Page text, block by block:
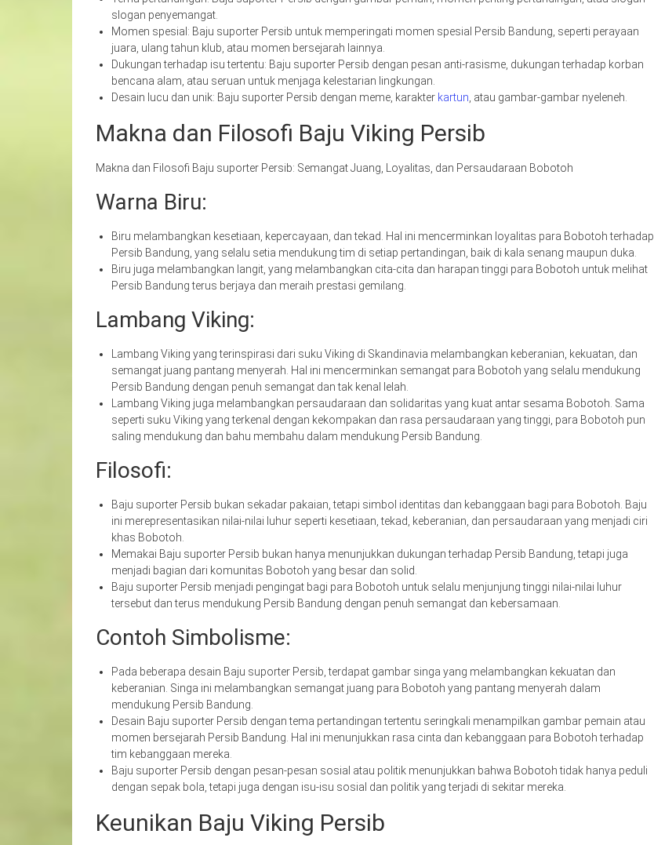
slogan penyemangat.
Momen spesial: Baju suporter Persib untuk memperingati momen spesial Persib Bandung, seperti perayaan
juara, ulang tahun klub, atau momen bersejarah lainnya.
Dukungan terhadap isu tertentu: Baju suporter Persib dengan pesan anti-rasisme, dukungan terhadap korban
bencana alam, atau seruan untuk menjaga kelestarian lingkungan.
Desain lucu dan unik: Baju suporter Persib dengan meme, karakter kartun , atau gambar-gambar nyeleneh.
Makna dan Filosofi Baju Viking Persib
Makna dan Filosofi Baju suporter Persib: Semangat Juang, Loyalitas, dan Persaudaraan Bobotoh
Warna Biru:
Biru melambangkan kesetiaan, kepercayaan, dan tekad. Hal ini mencerminkan loyalitas para Bobotoh terhadap
Persib Bandung, yang selalu setia mendukung tim di setiap pertandingan, baik di kala senang maupun duka.
Biru juga melambangkan langit, yang melambangkan cita-cita dan harapan tinggi para Bobotoh untuk melihat
Persib Bandung terus berjaya dan meraih prestasi gemilang.
Lambang Viking:
Lambang Viking yang terinspirasi dari suku Viking di Skandinavia melambangkan keberanian, kekuatan, dan
semangat juang pantang menyerah. Hal ini mencerminkan semangat para Bobotoh yang selalu mendukung
Persib Bandung dengan penuh semangat dan tak kenal lelah.
Lambang Viking juga melambangkan persaudaraan dan solidaritas yang kuat antar sesama Bobotoh. Sama
seperti suku Viking yang terkenal dengan kekompakan dan rasa persaudaraan yang tinggi, para Bobotoh pun
saling mendukung dan bahu membahu dalam mendukung Persib Bandung.
Filosofi:
Baju suporter Persib bukan sekadar pakaian, tetapi simbol identitas dan kebanggaan bagi para Bobotoh. Baju
ini merepresentasikan nilai-nilai luhur seperti kesetiaan, tekad, keberanian, dan persaudaraan yang menjadi ciri
khas Bobotoh.
Memakai Baju suporter Persib bukan hanya menunjukkan dukungan terhadap Persib Bandung, tetapi juga
menjadi bagian dari komunitas Bobotoh yang besar dan solid.
Baju suporter Persib menjadi pengingat bagi para Bobotoh untuk selalu menjunjung tinggi nilai-nilai luhur
tersebut dan terus mendukung Persib Bandung dengan penuh semangat dan kebersamaan.
Contoh Simbolisme:
Pada beberapa desain Baju suporter Persib, terdapat gambar singa yang melambangkan kekuatan dan
keberanian. Singa ini melambangkan semangat juang para Bobotoh yang pantang menyerah dalam
mendukung Persib Bandung.
Desain Baju suporter Persib dengan tema pertandingan tertentu seringkali menampilkan gambar pemain atau
momen bersejarah Persib Bandung. Hal ini menunjukkan rasa cinta dan kebanggaan para Bobotoh terhadap
tim kebanggaan mereka.
Baju suporter Persib dengan pesan-pesan sosial atau politik menunjukkan bahwa Bobotoh tidak hanya peduli
dengan sepak bola, tetapi juga dengan isu-isu sosial dan politik yang terjadi di sekitar mereka.
Keunikan Baju Viking Persib